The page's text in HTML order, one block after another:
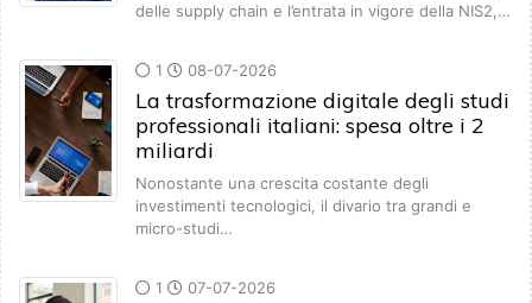
delle supply chain e l’entrata in vigore della NIS2,…
1 08-07-2026
La trasformazione digitale degli studi
professionali italiani: spesa oltre i 2
miliardi
Nonostante una crescita costante degli
investimenti tecnologici, il divario tra grandi e
micro-studi…
1 07-07-2026